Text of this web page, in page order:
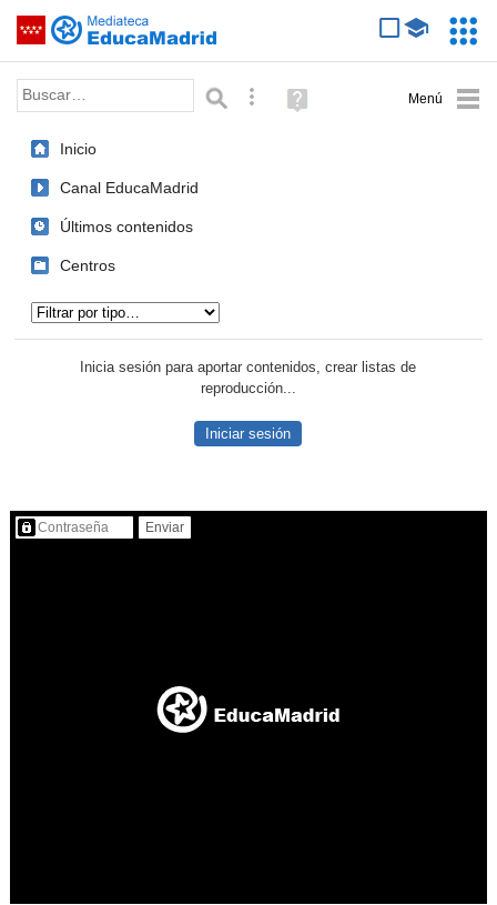
Saltar navegación
Palabra o frase: Búsqueda avanzada
Ayuda
(en
Inicio
Canal EducaMadrid
Últimos contenidos
Centros
Inicia sesión para aportar contenidos, crear listas de
reproducción...
Iniciar sesión
Contenido protegido…